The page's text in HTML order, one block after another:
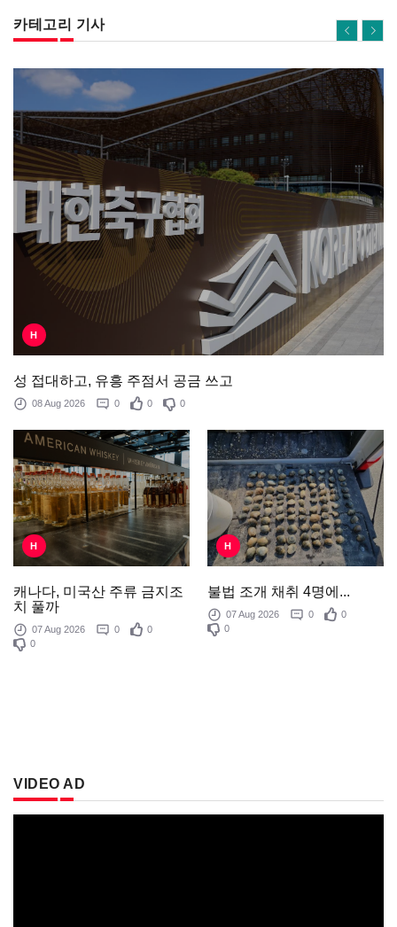
카테고리 기사
H
성 접대하고, 유흥 주점서 공금 쓰고
08 Aug 2026 0 0 0
H
캐나다, 미국산 주류 금지조
치 풀까
07 Aug 2026 0
0
0
H
불법 조개 채취 4명에...
07 Aug 2026 0
0
0
VIDEO AD